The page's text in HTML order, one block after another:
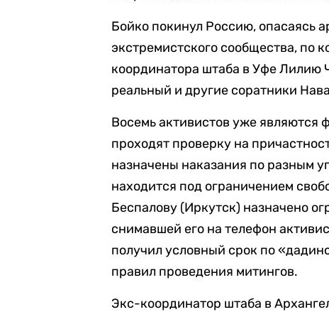
Бойко покинул Россию, опасаясь
экстремистского сообщества, по
координатора штаба в Уфе Лилию
реальный и другие соратники
Восемь активистов уже являются
проходят проверку на
назначены наказания по разным
находится под ограничением
Беспалову (Иркутск) назначено
снимавшей его на телефон
получил условный срок по
правил проведения митингов.
Экс-координатор штаба в